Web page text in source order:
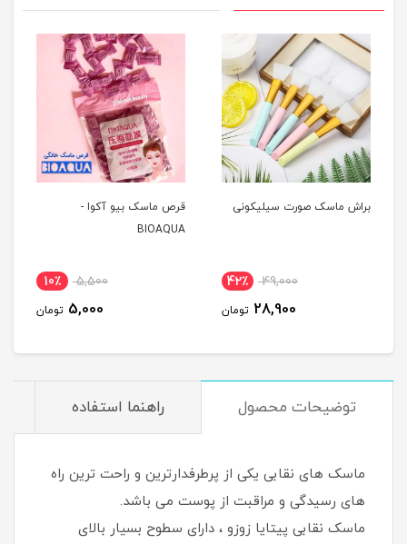
براش ماسک صورت سیلیکونی
49,000 42٪
28,900 تومان
قرص ماسک بیو آکوا -
BIOAQUA
5,500 10٪
5,000 تومان
توضیحات محصول راهنما استفاده
ماسک های نقابی یکی از پرطرفدارترین و راحت ترین راه
های رسیدگی و مراقبت از پوست می باشد.
ماسک نقابی پیتایا زوزو ، دارای سطوح بسیار بالای